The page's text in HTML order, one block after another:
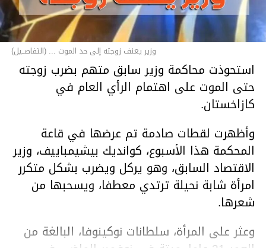
وزير يعنف زوجته إلى حد الموت ... (التفاصــيل)
استحوذت محاكمة وزير سابق متهم بضرب زوجته
حتى الموت على اهتمام الرأي العام في
كازاخستان.
وأظهرت لقطات صادمة تم عرضها في قاعة
المحكمة هذا الأسبوع، كوانديك بيشيمباييف، وزير
الاقتصاد السابق، وهو يركل ويضرب بشكل متكرر
امرأة شابة نحيلة ترتدي معطفا، ويسحبها من
شعرها.
وعثر على المرأة، سلطانات نوكينوفا، البالغة من